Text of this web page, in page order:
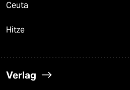
Ceuta
Hitze
Verlag